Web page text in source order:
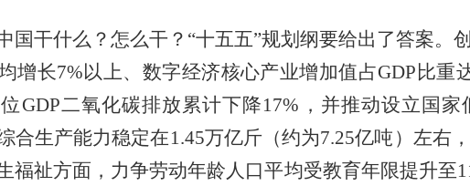
国干什么？怎么干？“十五五”规划纲要给出了答案。
增长7%以上、数字经济核心产业增加值占GDP比重
GDP二氧化碳排放累计下降17%，并推动设立国
合生产能力稳定在1.45万亿斤（约为7.25亿吨）左右
福祉方面，力争劳动年龄人口平均受教育年限提升至